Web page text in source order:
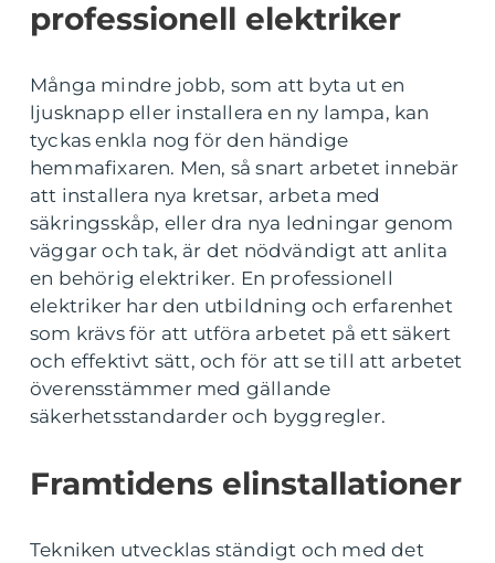
professionell elektriker
Många mindre jobb, som att byta ut en
ljusknapp eller installera en ny lampa, kan
tyckas enkla nog för den händige
hemmafixaren. Men, så snart arbetet innebär
att installera nya kretsar, arbeta med
säkringsskåp, eller dra nya ledningar genom
väggar och tak, är det nödvändigt att anlita
en behörig elektriker. En professionell
elektriker har den utbildning och erfarenhet
som krävs för att utföra arbetet på ett säkert
och effektivt sätt, och för att se till att arbetet
överensstämmer med gällande
säkerhetsstandarder och byggregler.
Framtidens elinstallationer
Tekniken utvecklas ständigt och med det